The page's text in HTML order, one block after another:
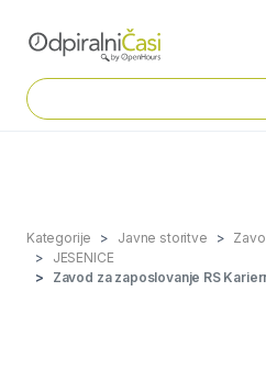
Kategorije Javne storitve
JESENICE
Zavod za zaposlovanje RS